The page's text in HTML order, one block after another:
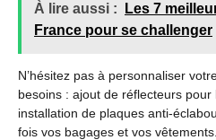
À lire aussi :
Les 7
France pour se challenger
N’hésitez pas à personnaliser
besoins : ajout de réflecteurs
installation de plaques anti-
fois vos bagages et vos